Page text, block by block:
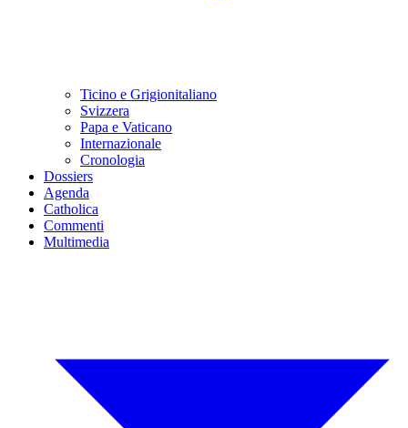
Ticino e Grigionitaliano
Svizzera
Papa e Vaticano
Internazionale
Cronologia
Dossiers
Agenda
Catholica
Commenti
Multimedia